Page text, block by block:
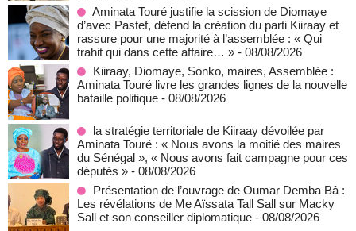
Aminata Touré justifie la scission de Diomaye
d’avec Pastef, défend la création du parti Kiiraay et
rassure pour une majorité à l’assemblée : « Qui
trahit qui dans cette affaire… » - 08/08/2026
Kiiraay, Diomaye, Sonko, maires, Assemblée :
Aminata Touré livre les grandes lignes de la nouvelle
bataille politique - 08/08/2026
la stratégie territoriale de Kiiraay dévoilée par
Aminata Touré : « Nous avons la moitié des maires
du Sénégal », « Nous avons fait campagne pour ces
députés » - 08/08/2026
Présentation de l’ouvrage de Oumar Demba Bâ :
Les révélations de Me Aïssata Tall Sall sur Macky
Sall et son conseiller diplomatique - 08/08/2026